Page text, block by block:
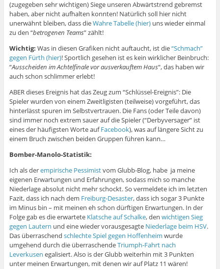
(zugegeben sehr wichtigen) Siege unseren Abwärtstrend gebremst
haben, aber nicht aufhalten konnten! Natürlich soll hier nicht
unerwähnt bleiben, dass dieWahre Tabelle (hier)uns wieder einmal
zu den “betrogenen Teams” zählt!
Wichtig: Was in diesen Grafiken nicht auftaucht, ist die“Schmach”
gegen Fürth (hier)! Sportlich gesehen ist es kein wirklicher Beinbruch:
“Ausscheiden im Achtelfinale vor ausverkauftem Haus“, das haben wir
auch schon schlimmer erlebt!
ABER dieses Ereignis hat das Zeug zum “Schlüssel-Ereignis”: Die
Spieler wurden von einem Zweitligisten (teilweise) vorgeführt, das
hinterlässt spuren im Selbstvertrauen. Die Fans (oder Teile davon)
sind immer noch extrem sauer auf die Spieler (“Derbyversager” ist
eines der häufigsten Worte aufFacebook), was auf längere Sicht zu
einem Bruch zwischen beiden Gruppen führen kann…
Bomber-Manolo-Statistik:
Ich als derempirische Pessimistvom Glubb-Blog, habe ja meine
eigenen Erwartungen und Erfahrungen, sodass mich so manche
Niederlage absolut nicht mehr schockt. So vermeldete ich im letzten
Fazit, dass ich nach dem Freiburg-Desaster, dass ich sogar 3 Punkte
im Minus bin – mit meinen eh schon dürftigen Erwartungen. In der
Folge gab es die erwartete Klatsche auf Schalke, den wichtigen Sieg
gegen Lautern und eine wieder vorausgesagte Niederlage beim HSV.
Das überraschend schlechte Spiel gegen Hoffenheim wurde
umgehend durch die überraschendeTriumph-Fahrt nach
Leverkusen egalisiert. Also is der Glubb weiterhin mit 3 Punkten
unter meinen Erwartungen, mit denen wir auf Platz 11 wären!